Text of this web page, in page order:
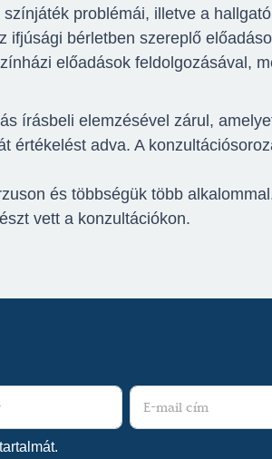
problémái, illetve a
ifjúsági bérletben szereplő
előadások feldolgozásával,
írásbeli elemzésével zárul,
értékelést adva. A
és többségük több
vett a konzultációkon.
tartalmát.